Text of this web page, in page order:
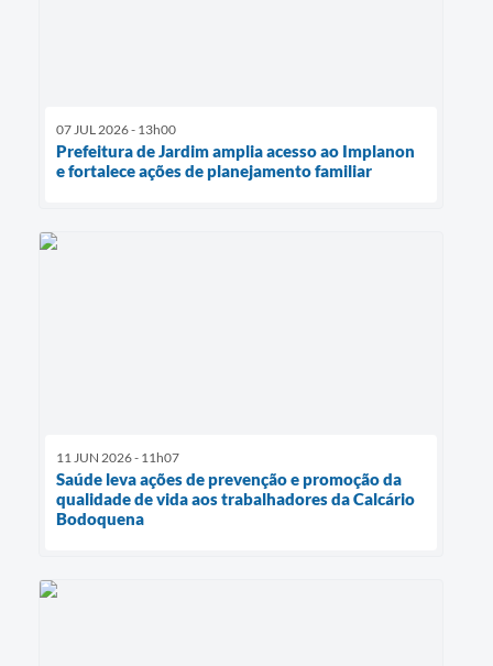
07 JUL 2026 - 13h00
Prefeitura de Jardim amplia acesso ao Implanon
e fortalece ações de planejamento familiar
11 JUN 2026 - 11h07
Saúde leva ações de prevenção e promoção da
qualidade de vida aos trabalhadores da Calcário
Bodoquena